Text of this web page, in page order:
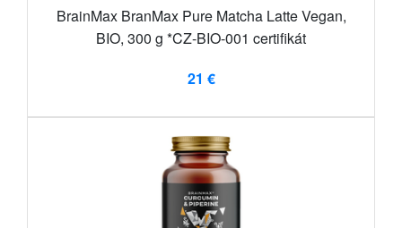
BrainMax BranMax Pure Matcha Latte Vegan,
BIO, 300 g *CZ-BIO-001 certifikát
21 €